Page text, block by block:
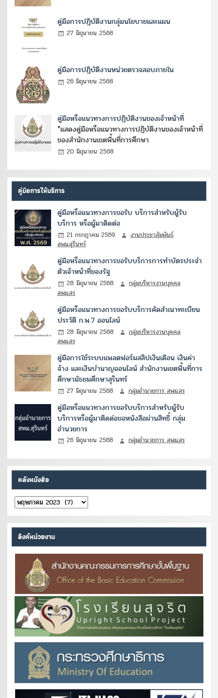
คู่มือการปฏิบัติงานกลุ่มนโยบายและแผน
27 มิถุนายน 2568
คู่มือการปฏิบัติงานหน่วยตรวจสอบภายใน
26 มิถุนายน 2568
คู่มือหรือแนวทางการปฏิบัติงานของเจ้าหน้าที่
*แสดงคู่มือหรือแนวทางการปฏิบัติงานของเจ้าหน้าที่
ของสำนักงานเขตพื้นที่การศึกษา
20 มิถุนายน 2568
คู่มือการให้บริการ
คู่มือหรือแนวทางการขอรับ บริการสำหรับผู้รับ
บริการ หรือผู้มาติดต่อ
21 กรกฎาคม 2569
งานประชาสัมพันธ์
สพม.สุรินทร์
คู่มือหรือแนวทางการขอรับบริการการทำบัตรประจำ
ตัวเจ้าหน้าที่ของรัฐ
28 มิถุนายน 2568
กลุ่มบริหารงานบุคคล
สพม.สร
คู่มือหรือแนวทางการขอรับบริการคัดสำเนาทะเบียน
ประวัติ ก.พ.7 ออนไลน์
28 มิถุนายน 2568
กลุ่มบริหารงานบุคคล
สพม.สร
คู่มือการใช้ระบบแพลตฟอร์มสลิปเงินเดือน เงินค่า
จ้าง และเงินบำนาญออนไลน์ สำนักงานเขตพื้นที่การ
ศึกษามัธยมศึกษาสุรินทร์
27 มิถุนายน 2568 กลุ่มอำนวยการ สพม.สร
คู่มือหรือแนวทางการขอรับบริการสำหรับผู้รับ
บริการหรือผู้มาติดต่อขอหนังสือผ่านสิทธิ์ กลุ่ม
อำนวยการ
26 มิถุนายน 2568 กลุ่มอำนวยการ สพม.สร
คลังหนังสือ
คลัง
หนังสือ
ลิงค์หน่วยงาน